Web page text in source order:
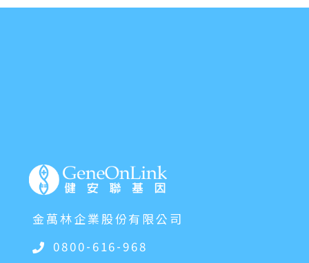
金萬林企業股份有限公司
0800-616-968